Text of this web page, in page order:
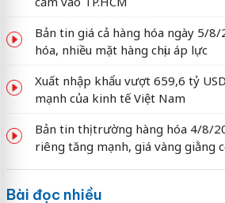
Bản tin giá cả hàng hóa ngày 5/
hóa, nhiều mặt hàng chịu áp lực
Xuất nhập khẩu vượt 659,6 tỷ
mạnh của kinh tế Việt Nam
Bản tin thị trường hàng hóa 4/8/
riêng tăng mạnh, giá vàng giằng
Bài đọc nhiều